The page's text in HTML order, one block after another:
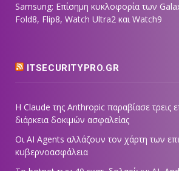
Samsung: Επίσημη κυκλοφορία των
Fold8, Flip8, Watch Ultra2 και Watch9
ITSECURITYPRO.GR
Η Claude της Anthropic παραβίασε τρεις
διάρκεια δοκιμών ασφαλείας
Οι AI Agents αλλάζουν τον χάρτη των
κυβερνοασφάλεια